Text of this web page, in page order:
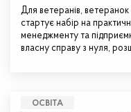
Для ветеранів,
стартує набір на
менеджменту та
власну справу з нуля,
ОСВІТА